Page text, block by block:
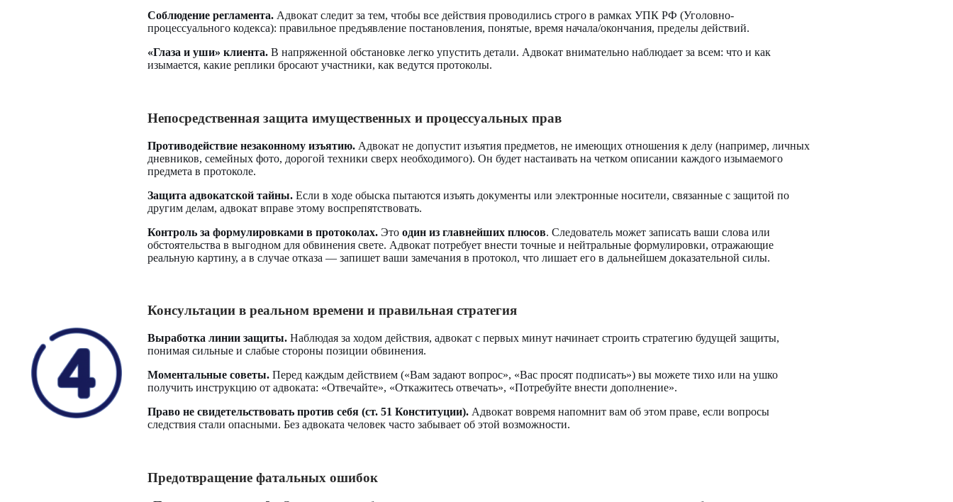
Соблюдение регламента. Адвокат следит за тем, чтобы все действия проводились строго в рамках УПК РФ (Уголовно-
процессуального кодекса): правильное предъявление постановления, понятые, время начала/окончания, пределы действий.
«Глаза и уши» клиента. В напряженной обстановке легко упустить детали. Адвокат внимательно наблюдает за всем: что и как
изымается, какие реплики бросают участники, как ведутся протоколы.
Непосредственная защита имущественных и процессуальных прав
Противодействие незаконному изъятию. Адвокат не допустит изъятия предметов, не имеющих отношения к делу (например, личных
дневников, семейных фото, дорогой техники сверх необходимого). Он будет настаивать на четком описании каждого изымаемого
предмета в протоколе.
Защита адвокатской тайны. Если в ходе обыска пытаются изъять документы или электронные носители, связанные с защитой по
другим делам, адвокат вправе этому воспрепятствовать.
Контроль за формулировками в протоколах. Это один из главнейших плюсов. Следователь может записать ваши слова или
обстоятельства в выгодном для обвинения свете. Адвокат потребует внести точные и нейтральные формулировки, отражающие
реальную картину, а в случае отказа — запишет ваши замечания в протокол, что лишает его в дальнейшем доказательной силы.
Консультации в реальном времени и правильная стратегия
Выработка линии защиты. Наблюдая за ходом действия, адвокат с первых минут начинает строить стратегию будущей защиты,
понимая сильные и слабые стороны позиции обвинения.
Моментальные советы. Перед каждым действием («Вам задают вопрос», «Вас просят подписать») вы можете тихо или на ушко
получить инструкцию от адвоката: «Отвечайте», «Откажитесь отвечать», «Потребуйте внести дополнение».
Право не свидетельствовать против себя (ст. 51 Конституции). Адвокат вовремя напомнит вам об этом праве, если вопросы
следствия стали опасными. Без адвоката человек часто забывает об этой возможности.
Предотвращение фатальных ошибок